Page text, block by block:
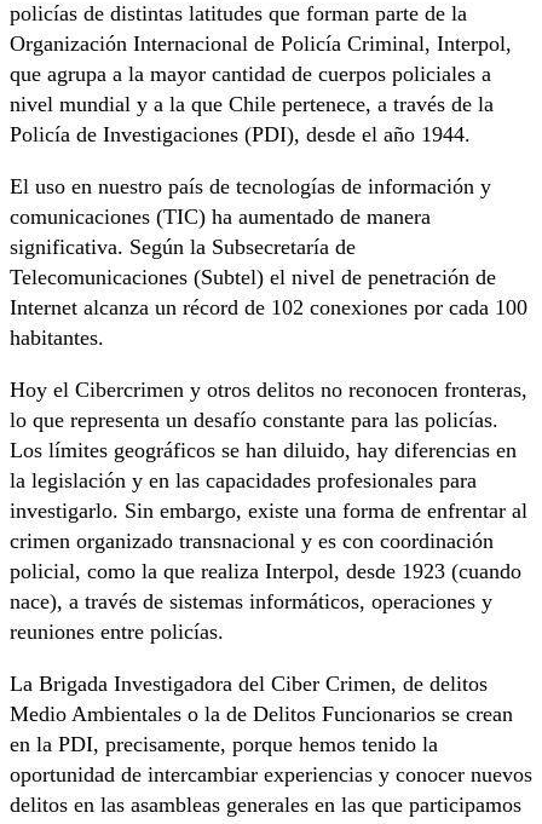
policías de distintas latitudes que forman parte de la
Organización Internacional de Policía Criminal, Interpol,
que agrupa a la mayor cantidad de cuerpos policiales a
nivel mundial y a la que Chile pertenece, a través de la
Policía de Investigaciones (PDI), desde el año 1944.
El uso en nuestro país de tecnologías de información y
comunicaciones (TIC) ha aumentado de manera
significativa. Según la Subsecretaría de
Telecomunicaciones (Subtel) el nivel de penetración de
Internet alcanza un récord de 102 conexiones por cada 100
habitantes.
Hoy el Cibercrimen y otros delitos no reconocen fronteras,
lo que representa un desafío constante para las policías.
Los límites geográficos se han diluido, hay diferencias en
la legislación y en las capacidades profesionales para
investigarlo. Sin embargo, existe una forma de enfrentar al
crimen organizado transnacional y es con coordinación
policial, como la que realiza Interpol, desde 1923 (cuando
nace), a través de sistemas informáticos, operaciones y
reuniones entre policías.
La Brigada Investigadora del Ciber Crimen, de delitos
Medio Ambientales o la de Delitos Funcionarios se crean
en la PDI, precisamente, porque hemos tenido la
oportunidad de intercambiar experiencias y conocer nuevos
delitos en las asambleas generales en las que participamos